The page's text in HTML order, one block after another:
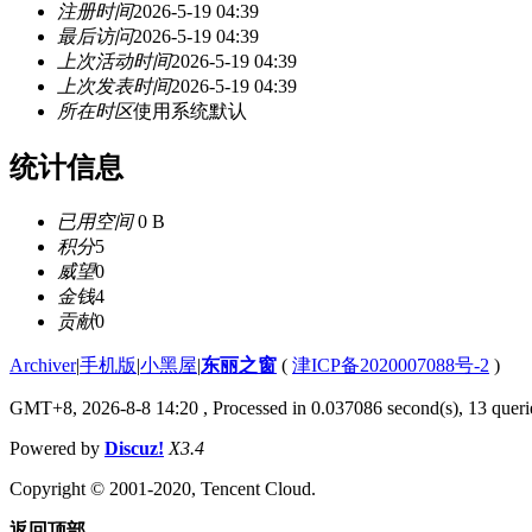
注册时间2026-5-19 04:39
最后访问2026-5-19 04:39
上次活动时间2026-5-19 04:39
上次发表时间2026-5-19 04:39
所在时区使用系统默认
统计信息
已用空间0 B
积分5
威望0
金钱4
贡献0
Archiver|手机版|小黑屋|东丽之窗 ( 津ICP备2020007088号-2 )
GMT+8, 2026-8-8 14:20 , Processed in 0.037086 second(s), 13
Powered by Discuz! X3.4
Copyright © 2001-2020, Tencent Cloud.